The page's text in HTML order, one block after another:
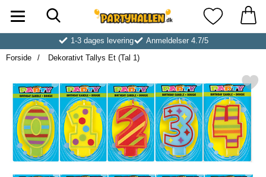
Startside for Partyhallen AB Mine
1-3 dages levering
Anmeldelser 4.7/5
Forside
Dekorativt Tallys Et (Tal 1)
Markér dekorativt Tallys